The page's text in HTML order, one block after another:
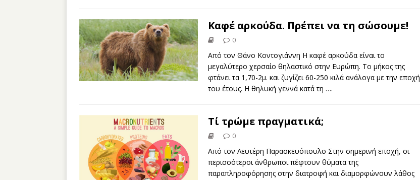
Kαφέ αρκούδα. Πρέπει να τη σώσουμε!
0
Aπό τον Θάνο Κοντογιάννη Η καφέ αρκούδα είναι το
μεγαλύτερο χερσαίο θηλαστικό στην Ευρώπη. Το μήκος της
φτάνει τα 1,70-2μ. και ζυγίζει 60-250 κιλά ανάλογα με την εποχή
του έτους. Η θηλυκή γεννά κατά τη ….
Τί τρώμε πραγματικά;
0
Από τον Λευτέρη Παρασκευόπουλο Στην σημερινή εποχή, οι
περισσότεροι άνθρωποι πέφτουν θύματα της
παραπληροφόρησης στην διατροφή και διαμορφώνουν λάθος